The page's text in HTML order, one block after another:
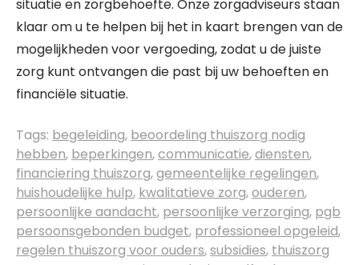
situatie en zorgbehoefte. Onze zorgadviseurs staan
klaar om u te helpen bij het in kaart brengen van de
mogelijkheden voor vergoeding, zodat u de juiste
zorg kunt ontvangen die past bij uw behoeften en
financiële situatie.
Tags: begeleiding, beoordeling thuiszorg nodig
hebben, beperkingen,communicatie,diensten,
financiering thuiszorg,gemeentelijke regelingen,
huishoudelijke hulp, kwalitatieve zorg,ouderen,
persoonlijke aandacht, persoonlijke verzorging, pgb
persoonsgebonden budget, professioneel opgeleid,
regelen thuiszorg voor ouders,subsidies, thuiszorg